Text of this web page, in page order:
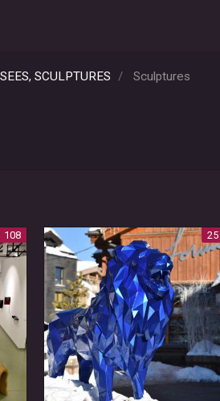
SCULPTURES Sculptures
108 25